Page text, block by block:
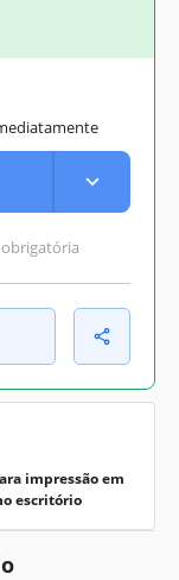
impressão em
escritório